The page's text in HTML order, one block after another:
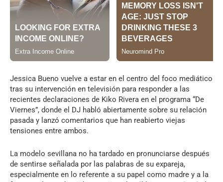
Jessica Bueno vuelve a estar en el centro del foco mediático
tras su intervención en televisión para responder a las
recientes declaraciones de Kiko Rivera en el programa “De
Viernes”, donde el DJ habló abiertamente sobre su relación
pasada y lanzó comentarios que han reabierto viejas
tensiones entre ambos.
La modelo sevillana no ha tardado en pronunciarse después
de sentirse señalada por las palabras de su expareja,
especialmente en lo referente a su papel como madre y a la